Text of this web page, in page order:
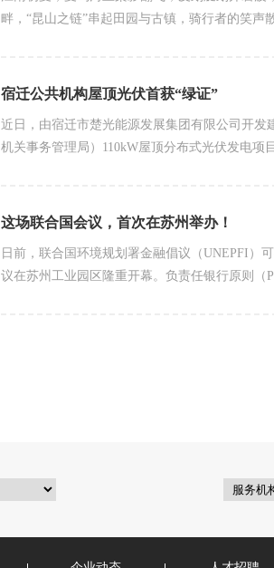
畔，“昆山之链”串起田园与古镇，骑行者的笑声
宿迁公共机构屋顶光伏首获“绿证”
近日，由宿迁市楚光能源发展集团有限公司开发
机关事务管理局）110kW屋顶分布式光伏发电
这场联合国会议，首次在苏州举办！
日前，联合国环境规划署金融倡议（UNEPFI）
议在苏州工业园区隆重开幕。负责任银行原则（